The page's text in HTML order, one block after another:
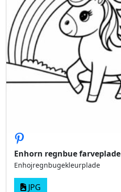
Enhorn regnbue farveplade
Enhojregnbugekleurplade
JPG